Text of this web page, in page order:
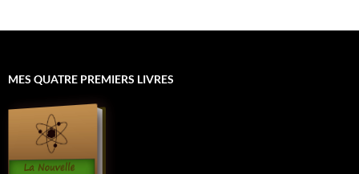
MES QUATRE PREMIERS LIVRES